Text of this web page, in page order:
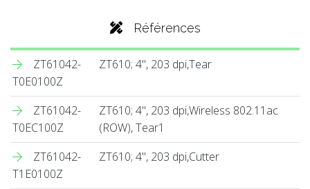
Références
ZT61042-
T0E0100Z
ZT610; 4", 203 dpi,Tear
ZT61042-
T0EC100Z
ZT610; 4", 203 dpi,Wireless 802.11ac
(ROW), Tear1
ZT61042-
T1E0100Z
ZT610; 4", 203 dpi,Cutter